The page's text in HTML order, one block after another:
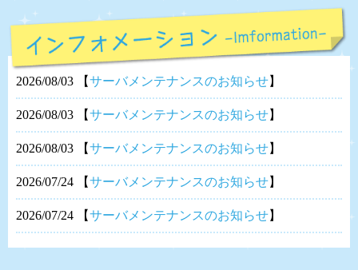
2026/08/03 【サーバメンテナンスのお知らせ】
2026/08/03 【サーバメンテナンスのお知らせ】
2026/08/03 【サーバメンテナンスのお知らせ】
2026/07/24 【サーバメンテナンスのお知らせ】
2026/07/24 【サーバメンテナンスのお知らせ】